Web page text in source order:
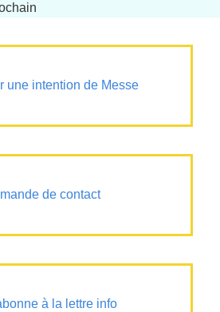
une intention de Messe
de contact
à la lettre info